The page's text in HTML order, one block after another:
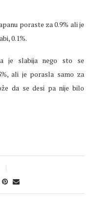
poraste za 0.9% ali je
0.1%.
je slabija nego sto se
ali je porasla samo za
da se desi pa nije bilo